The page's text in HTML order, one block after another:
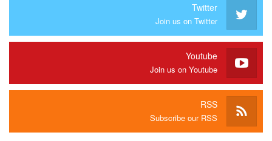
Twitter
Join us on Twitter
Youtube
Join us on Youtube
RSS
Subscribe our RSS